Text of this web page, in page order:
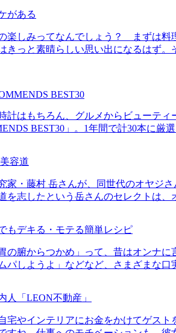
がある
楽しみってなんでしょう？ まずは料
きっと素晴らしい思い出になるはず
BEST30
計はもちろん、グルメからビューテ
BEST30」。1年間で計30本に厳
容道
家・藤村 岳さんが、同世代のオヤジ
を志したという岳さんのセレクトは、
もデキる・モテる簡単レシピ
の腑からつかめ」って、昔はオンナ
パしようよ」などなど、さまざまな
人「LEON不動産」
宅やインテリアにお金をかけてゲス